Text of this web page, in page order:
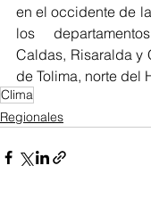
en el occidente de
los
Caldas, Risaralda y
de Tolima, norte del
Clima
Regionales